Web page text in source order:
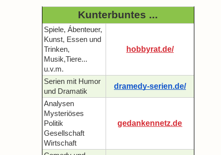
Kunterbuntes ...
Spiele, Ábenteuer,
Kunst, Essen und
Trinken,
Musik,Tiere...
u.v.m.
hobbyrat.de/
Serien mit Humor
und Dramatik
dramedy-serien.de/
Analysen
Mysteriöses
Politik
Gesellschaft
Wirtschaft
gedankennetz.de